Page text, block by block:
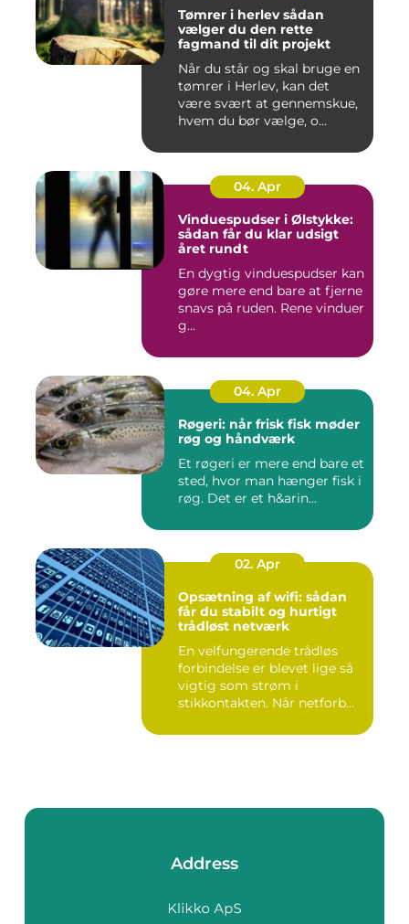
Tømrer i herlev sådan
vælger du den rette
fagmand til dit projekt
Når du står og skal bruge en
tømrer i Herlev, kan det
være svært at gennemskue,
hvem du bør vælge, o...
04. Apr
Vinduespudser i Ølstykke:
sådan får du klar udsigt
året rundt
En dygtig vinduespudser kan
gøre mere end bare at fjerne
snavs på ruden. Rene vinduer
g...
04. Apr
Røgeri: når frisk fisk møder
røg og håndværk
Et røgeri er mere end bare et
sted, hvor man hænger fisk i
røg. Det er et h&arin...
02. Apr
Opsætning af wifi: sådan
får du stabilt og hurtigt
trådløst netværk
En velfungerende trådløs
forbindelse er blevet lige så
vigtig som strøm i
stikkontakten. Når netforb...
Address